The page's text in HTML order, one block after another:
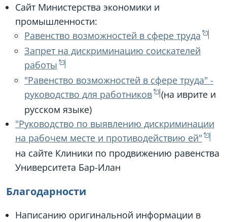
Сайт Министерства экономики и
промышленности:
Равенство возможностей в сфере труда
Запрет на дискриминацию соискателей
работы
"Равенство возможностей в сфере труда" -
руководство для работников
(на иврите и
русском языке)
"Руководство по выявлению дискриминации
на рабочем месте и противодействию ей"
на сайте Клиники по продвижению равенства
Университета Бар-Илан
Благодарности
Написанию оригинальной информации в